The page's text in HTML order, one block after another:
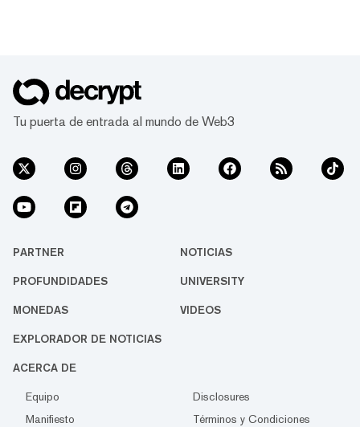
Tu puerta de entrada al mundo de Web3
PARTNER NOTICIAS
PROFUNDIDADES UNIVERSITY
MONEDAS VIDEOS
EXPLORADOR DE NOTICIAS
ACERCA DE
Equipo
Disclosures
Manifiesto
Términos y Condiciones